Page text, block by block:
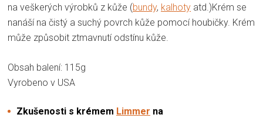
na veškerých výrobků z kůže (bundy, kalhoty atd.)Krém se
nanáší na čistý a suchý povrch kůže pomocí houbičky. Krém
může způsobit ztmavnutí odstínu kůže.
Obsah balení: 115g
Vyrobeno v USA
Zkušenosti s krémem Limmer na